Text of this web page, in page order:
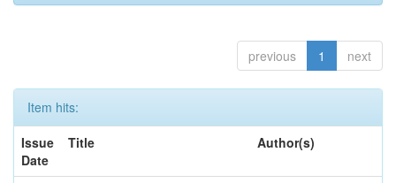
previous 1 next
Item hits:
Issue
Date
Title Author(s)